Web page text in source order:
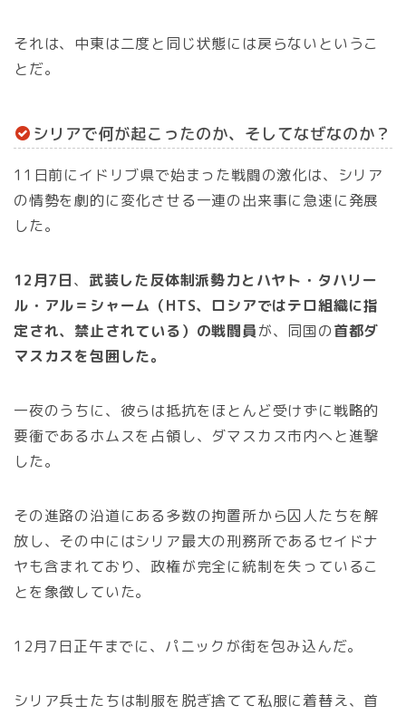
それは、中東は二度と同じ状態には戻らないというこ
とだ。
シリアで何が起こったのか、そしてなぜなのか？
11日前にイドリブ県で始まった戦闘の激化は、シリア
の情勢を劇的に変化させる一連の出来事に急速に発展
した。
12月7日、 武装した反体制派勢力とハヤト・タハリー
ル・アル＝シャーム（HTS、ロシアではテロ組織に指
定され、禁止されている）の戦闘員が、同国の首都ダ
マスカスを包囲した。
一夜のうちに、彼らは抵抗をほとんど受けずに戦略的
要衝であるホムスを占領し、ダマスカス市内へと進撃
した。
その進路の沿道にある多数の拘置所から囚人たちを解
放し、その中にはシリア最大の刑務所であるセイドナ
ヤも含まれており、政権が完全に統制を失っているこ
とを象徴していた。
12月7日正午までに、パニックが街を包み込んだ。
シリア兵士たちは制服を脱ぎ捨てて私服に着替え、首